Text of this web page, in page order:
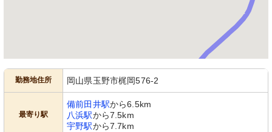
勤務地住所 岡山県玉野市梶岡576-2
最寄り駅
備前田井駅から6.5km
八浜駅から7.5km
宇野駅から7.7km